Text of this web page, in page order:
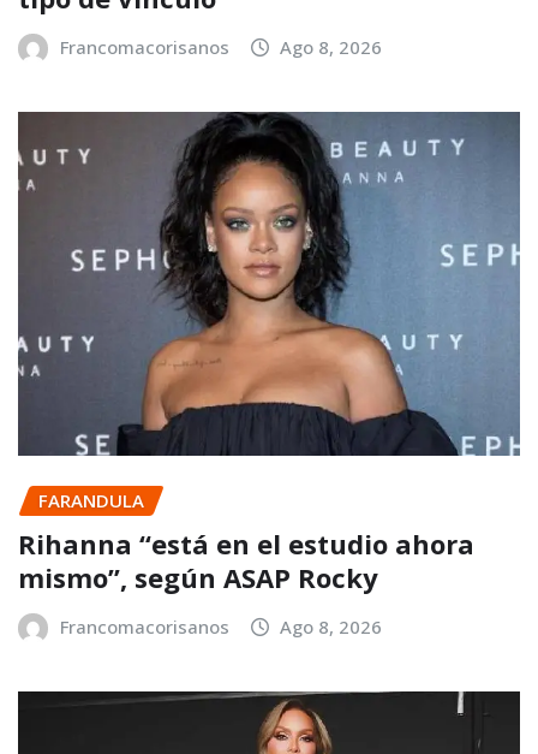
Francomacorisanos Ago 8, 2026
FARANDULA
Rihanna “está en el estudio ahora
mismo”, según ASAP Rocky
Francomacorisanos Ago 8, 2026